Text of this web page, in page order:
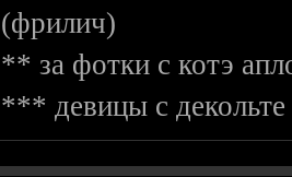
(фрилич)
** за фотки с котэ
*** девицы с